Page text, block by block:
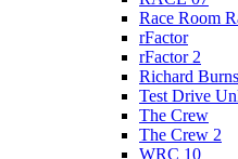
Race Room
rFactor
rFactor 2
Richard
Test Drive
The Crew
The Crew 2
WRC 10